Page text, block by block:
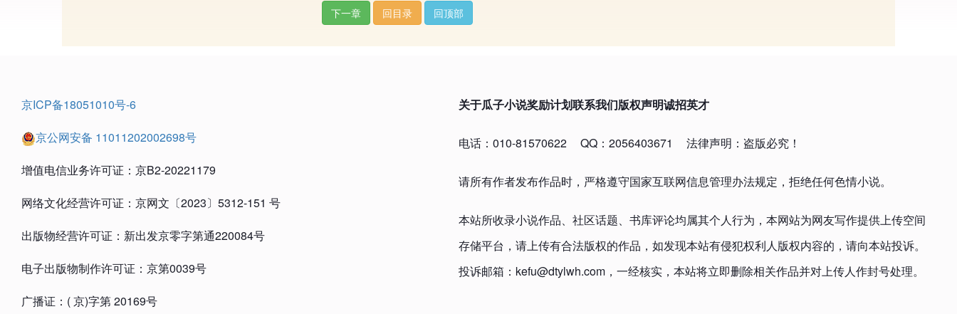
下一章 回目录 回顶部
京ICP备18051010号-6
京公网安备 11011202002698号
增值电信业务许可证：京B2-20221179
网络文化经营许可证：京网文〔2023〕5312-151 号
出版物经营许可证：新出发京零字第通220084号
电子出版物制作许可证：京第0039号
广播证：( 京)字第 20169号
关于瓜子小说奖励计划联系我们版权声明诚招英才
电话：010-81570622 QQ：2056403671 法律声明：盗版必究！
请所有作者发布作品时，严格遵守国家互联网信息管理办法规定，拒绝任何色情小说。
本站所收录小说作品、社区话题、书库评论均属其个人行为，本网站为网友写作提供上传空间
存储平台，请上传有合法版权的作品，如发现本站有侵犯权利人版权内容的，请向本站投诉。
投诉邮箱：kefu@dtylwh.com，一经核实，本站将立即删除相关作品并对上传人作封号处理。